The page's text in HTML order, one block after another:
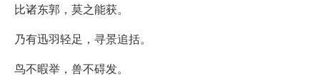
比诸东郭，莫之能获。
乃有迅羽轻足，寻景追括。
鸟不暇举，兽不碍发。